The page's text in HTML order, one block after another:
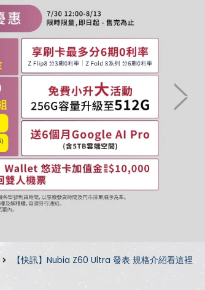
【快訊】Nubia Z60 Ultra 發表 規格介紹看這裡